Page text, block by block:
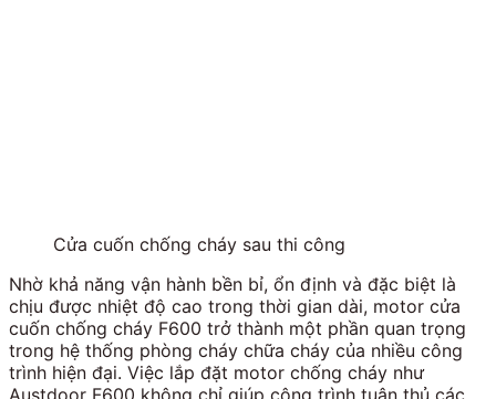
Cửa cuốn chống cháy sau thi công
Nhờ khả năng vận hành bền bỉ, ổn định và đặc biệt là
chịu được nhiệt độ cao trong thời gian dài, motor cửa
cuốn chống cháy F600 trở thành một phần quan trọng
trong hệ thống phòng cháy chữa cháy của nhiều công
trình hiện đại. Việc lắp đặt motor chống cháy như